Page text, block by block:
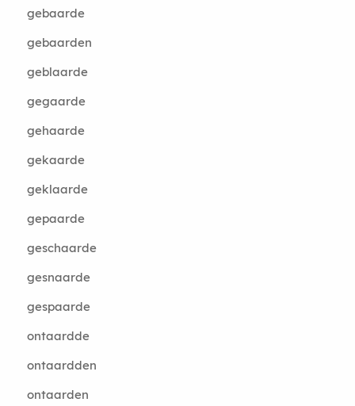
gebaarde
gebaarden
geblaarde
gegaarde
gehaarde
gekaarde
geklaarde
gepaarde
geschaarde
gesnaarde
gespaarde
ontaardde
ontaardden
ontaarden